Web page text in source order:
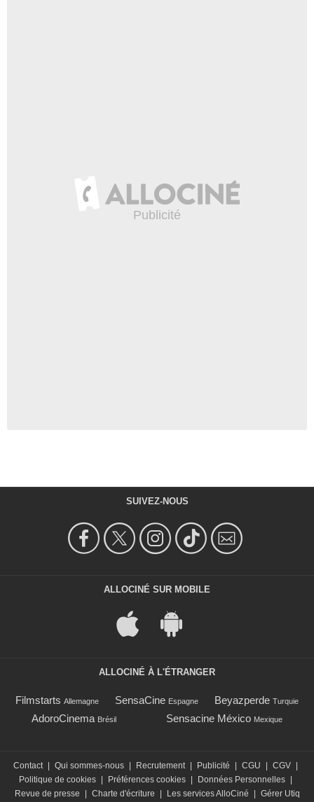
SUIVEZ-NOUS
ALLOCINÉ SUR MOBILE
ALLOCINÉ À L'ÉTRANGER
Filmstarts Allemagne SensaCine Espagne Beyazperde Turquie
AdoroCinema Brésil Sensacine México Mexique
Contact | Qui sommes-nous | Recrutement | Publicité | CGU | CGV |
Politique de cookies | Préférences cookies | Données Personnelles |
Revue de presse
| Charte d'écriture | Les services AlloCiné | Gérer Utiq